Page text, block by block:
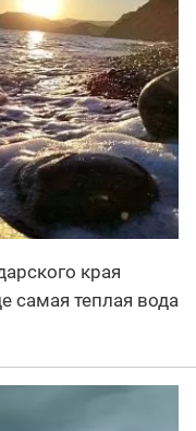
края
самая теплая вода